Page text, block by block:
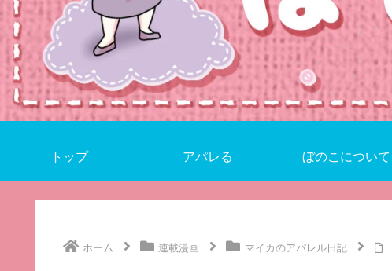
トップ アパレる ぼのこについて
ホーム 連載漫画 マイカのアパレル日記